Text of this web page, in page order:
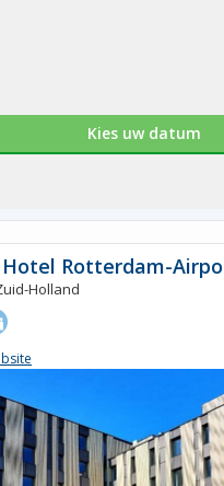
Kies uw datum
Rotterdam-
Holland